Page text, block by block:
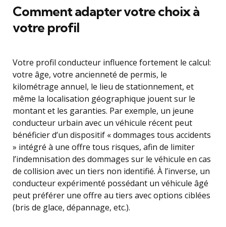
Comment adapter votre choix à
votre profil
Votre profil conducteur influence fortement le calcul:
votre âge, votre ancienneté de permis, le
kilométrage annuel, le lieu de stationnement, et
même la localisation géographique jouent sur le
montant et les garanties. Par exemple, un jeune
conducteur urbain avec un véhicule récent peut
bénéficier d’un dispositif « dommages tous accidents
» intégré à une offre tous risques, afin de limiter
l’indemnisation des dommages sur le véhicule en cas
de collision avec un tiers non identifié. À l’inverse, un
conducteur expérimenté possédant un véhicule âgé
peut préférer une offre au tiers avec options ciblées
(bris de glace, dépannage, etc.).